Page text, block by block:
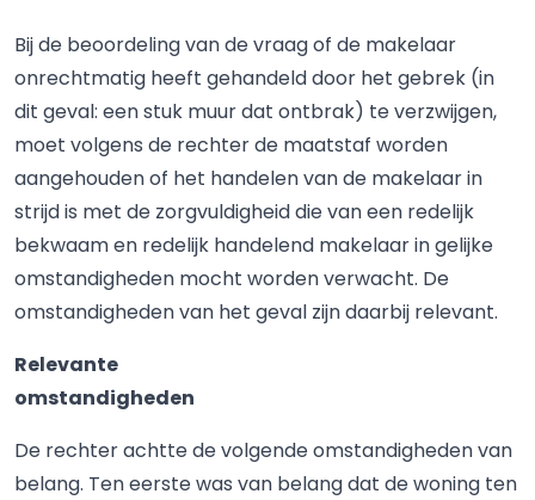
Bij de beoordeling van de vraag of de makelaar
onrechtmatig heeft gehandeld door het gebrek (in
dit geval: een stuk muur dat ontbrak) te verzwijgen,
moet volgens de rechter de maatstaf worden
aangehouden of het handelen van de makelaar in
strijd is met de zorgvuldigheid die van een redelijk
bekwaam en redelijk handelend makelaar in gelijke
omstandigheden mocht worden verwacht. De
omstandigheden van het geval zijn daarbij relevant.
Relevante
omstandigheden
De rechter achtte de volgende omstandigheden van
belang. Ten eerste was van belang dat de woning ten